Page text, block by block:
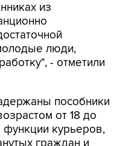
из
люди,
- отметили
пособники
от 18 до
курьеров,